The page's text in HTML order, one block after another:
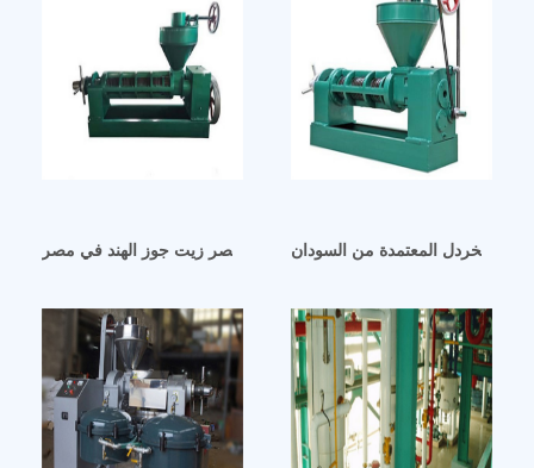
آلة عصر زيت جوز الهند الكبيرة/آلة عصر زيت جوز الهند في مصر
زيت الخردل المعتمدة من السودان